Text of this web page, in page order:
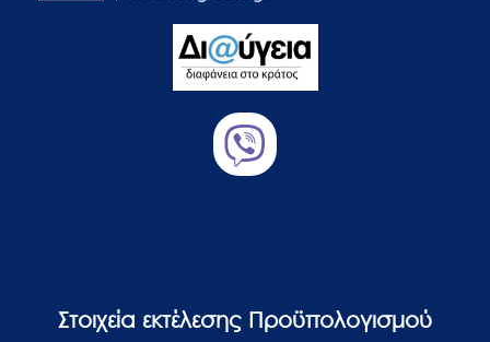
Στοιχεία εκτέλεσης Προϋπολογισμού